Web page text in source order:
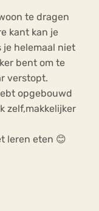
te dragen
kant kan je
je helemaal niet
bent om te
verstopt.
opgebouwd
zelf,makkelijker
leren eten 😊